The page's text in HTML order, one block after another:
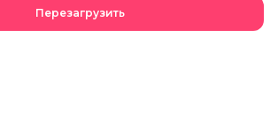
Перезагрузить